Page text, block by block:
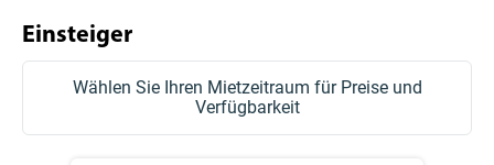
Einsteiger
Wählen Sie Ihren Mietzeitraum für Preise und
Verfügbarkeit